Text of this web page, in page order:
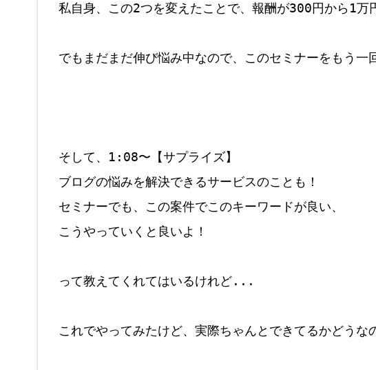
私自身、この2つを変えたことで、報酬が300円から1万
でもまだまだ伸び悩み中なので、このセミナーをもう一
そして、1:08〜【サプライズ】
ブログの悩みを解決できるサービスのことも！
セミナーでも、この案件でこのキーワードが良い、
こうやっていくと良いよ！
って教えてくれてはいるけれど...
これでやってみたけど、実際ちゃんとできてるかどう